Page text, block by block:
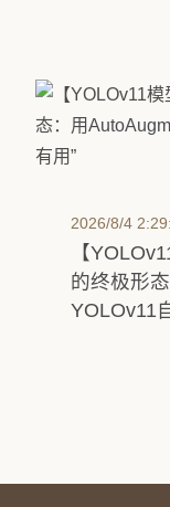
2026/8/4
【
的终极形
YOLOv11